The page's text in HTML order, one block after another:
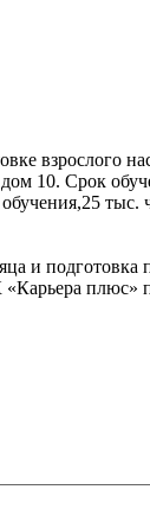
взрослого
10. Срок
и
плюс»